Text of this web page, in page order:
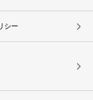
シー